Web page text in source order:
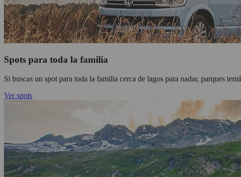
Spots para toda la familia
Si buscas un spot para toda la familia cerca de lagos para nadar, parques
Ver spots